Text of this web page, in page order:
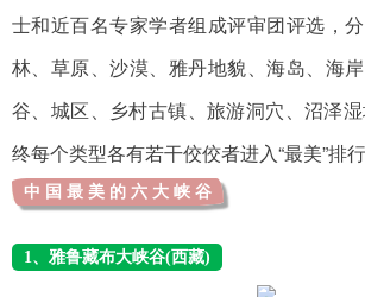
士和近百名专家学者组成评审团评选，
林、草原、沙漠、雅丹地貌、海岛、海
谷、城区、乡村古镇、旅游洞穴、沼泽
终每个类型各有若干佼佼者进入“最美”排行
中 国 最 美 的 六 大 峡 谷
1、雅鲁藏布大峡谷(西藏)